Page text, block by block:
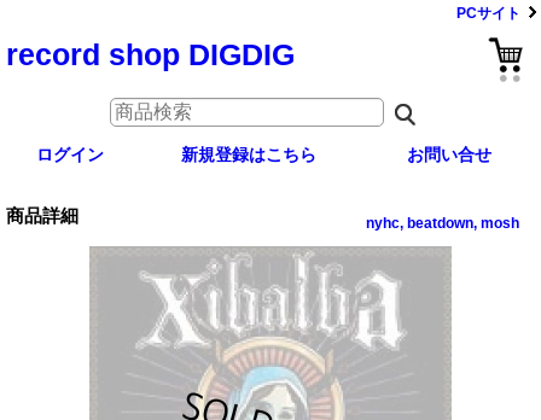
PCサイト
record shop DIGDIG
ログイン 新規登録はこちら お問い合せ
商品詳細 nyhc, beatdown, mosh